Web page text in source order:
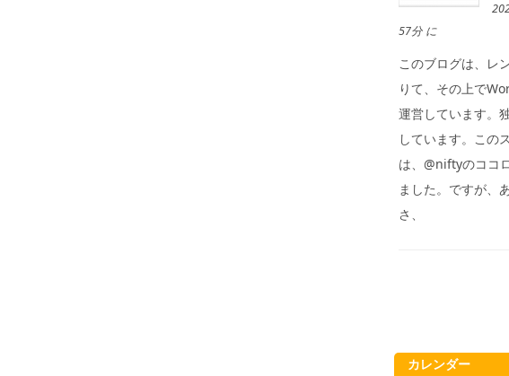
57分 に
このブログは、レ
りて、その上で
運営しています。
しています。この
は、@niftyのココ
ました。ですが、
さ、
カレンダー